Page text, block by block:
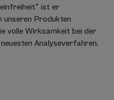
ist er
unseren Produkten
volle Wirksamkeit bei der
Analyseverfahren.